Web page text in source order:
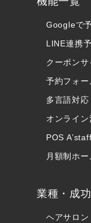
Googleで
LINE連携
クーポン
予約フォー
多言語対応
オンライン
POS A’staff
月額制ホ
業種・成
ヘアサロン